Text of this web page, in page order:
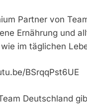
Partner von
Ernährung und
im täglichen
BSrqqPst6UE
Deutschland